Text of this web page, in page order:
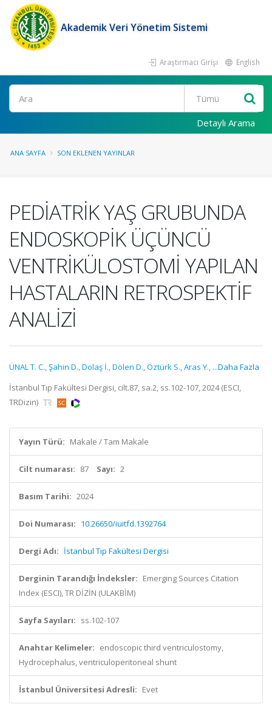
Akademik Veri Yönetim Sistemi
Araştırmacı Girişi English
Ara
Detaylı Arama
ANA SAYFA SON EKLENEN YAYINLAR
PEDİATRİK YAŞ GRUBUNDA
ENDOSKOPİK ÜÇÜNCÜ
VENTRİKÜLOSTOMİ YAPILAN
HASTALARIN RETROSPEKTİF
ANALİZİ
ÜNAL T. C.,Şahin D.,Dolaş İ.,Dölen D.,Öztürk S.,Aras Y., ...Daha Fazla
İstanbul Tıp Fakültesi Dergisi, cilt.87, sa.2, ss.102-107, 2024 (ESCI,
TRDizin)
Yayın Türü: Makale / Tam Makale
Cilt numarası: 87 Sayı: 2
Basım Tarihi: 2024
Doi Numarası: 10.26650/iuitfd.1392764
Dergi Adı: İstanbul Tıp Fakültesi Dergisi
Derginin Tarandığı İndeksler: Emerging Sources Citation
Index (ESCI), TR DİZİN (ULAKBİM)
Sayfa Sayıları: ss.102-107
Anahtar Kelimeler: endoscopic third ventriculostomy,
Hydrocephalus, ventriculoperitoneal shunt
İstanbul Üniversitesi Adresli: Evet